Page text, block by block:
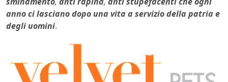
anno ci lasciano dopo una vita a servizio della patria e
degli uomini.